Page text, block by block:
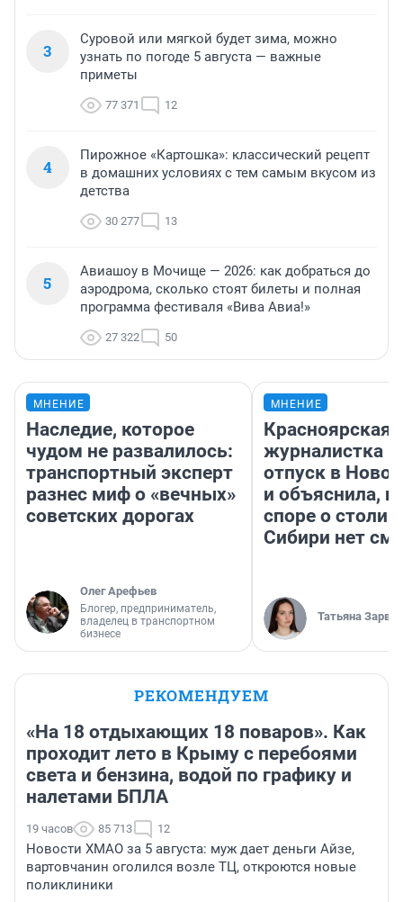
3
Суровой или мягкой будет зима, можно
узнать по погоде 5 августа — важные
приметы
77 371 12
4
Пирожное «Картошка»: классический рецепт
в домашних условиях с тем самым вкусом из
детства
30 277 13
5
Авиашоу в Мочище — 2026: как добраться до
аэродрома, сколько стоят билеты и полная
программа фестиваля «Вива Авиа!»
27 322 50
МНЕНИЕ
Наследие, которое
чудом не развалилось:
транспортный эксперт
разнес миф о «вечных»
советских дорогах
Олег Арефьев
Блогер, предприниматель,
владелец в транспортном
бизнесе
МНЕНИЕ
Красноярская
журналистка
отпуск в
и объяснила,
споре о
Сибири нет
Татьяна Зарва
РЕКОМЕНДУЕМ
«На 18 отдыхающих 18 поваров». Как
проходит лето в Крыму с перебоями
света и бензина, водой по графику и
налетами БПЛА
19 часов 85 713 12
Новости ХМАО за 5 августа: муж дает деньги Айзе,
вартовчанин оголился возле ТЦ, откроются новые
поликлиники